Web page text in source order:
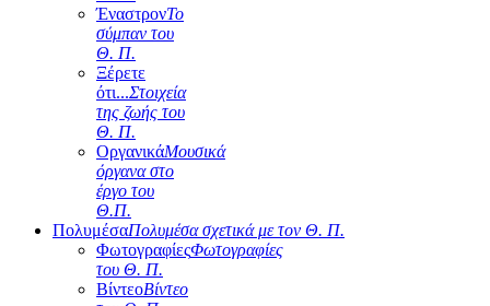
ΈναστρονΤο
σύμπαν του
Θ. Π.
Ξέρετε
ότι...Στοιχεία
της ζωής του
Θ. Π.
ΟργανικάΜουσικά
όργανα στο
έργο του
Θ.Π.
ΠολυμέσαΠολυμέσα σχετικά με τον Θ. Π.
ΦωτογραφίεςΦωτογραφίες
του Θ. Π.
ΒίντεοΒίντεο